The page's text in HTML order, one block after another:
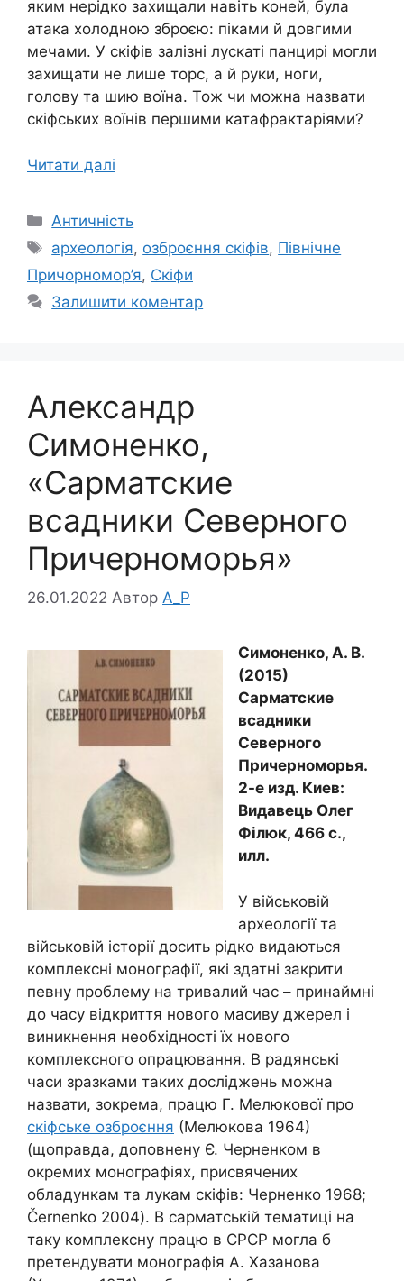
яким нерідко захищали навіть коней, була
атака холодною зброєю: піками й довгими
мечами. У скіфів залізні лускаті панцирі могли
захищати не лише торс, а й руки, ноги,
голову та шию воїна. Тож чи можна назвати
скіфських воїнів першими катафрактаріями?
Читати далі
Категорії
Античність
Позначки
археологія, озброєння скіфів, Північне
Причорномор’я, Скіфи
Залишити коментар
Александр
Симоненко,
«Сарматские
всадники Северного
Причерноморья»
26.01.2022 Автор A_P
Симоненко, А. В.
(2015)
Сарматские
всадники
Северного
Причерноморья.
2-е изд. Киев:
Видавець Олег
Філюк, 466 с.,
илл.
У військовій
археології та
військовій історії досить рідко видаються
комплексні монографії, які здатні закрити
певну проблему на тривалий час – принаймні
до часу відкриття нового масиву джерел і
виникнення необхідності їх нового
комплексного опрацювання. В радянські
часи зразками таких досліджень можна
назвати, зокрема, працю Г. Мелюкової про
скіфське озброєння (Мелюкова 1964)
(щоправда, доповнену Є. Черненком в
окремих монографіях, присвячених
обладункам та лукам скіфів: Черненко 1968;
Černenko 2004). В сарматській тематиці на
таку комплексну працю в СРСР могла б
претендувати монографія А. Хазанова